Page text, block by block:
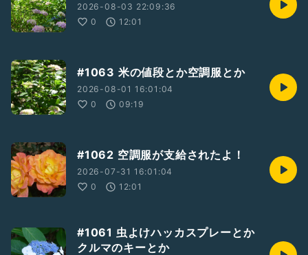
2026-08-03 22:09:36
0
12:01
#1063 米の値段とか空調服とか
2026-08-01 16:01:04
0
09:19
#1062 空調服が支給されたよ！
2026-07-31 16:01:04
0
12:01
#1061 虫よけハッカスプレーとか
クルマのキーとか